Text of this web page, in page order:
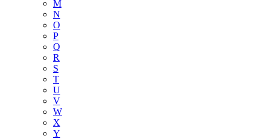
M
N
O
P
Q
R
S
T
U
V
W
X
Y